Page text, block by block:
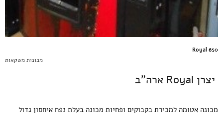
Royal 650
מכונות משקאות
יצרן Royal ארה"ב
מכונה אטומה למכירת בקבוקים ופחיות מכונה בעלת נפח איחסון גדול